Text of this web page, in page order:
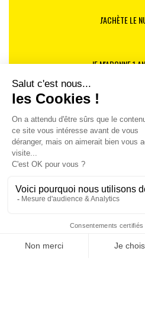
J'ACHÈTE LE
JE M'ABONNE 1
JE DÉCOUVRE LES
Je suis déjà abonné(e) :je